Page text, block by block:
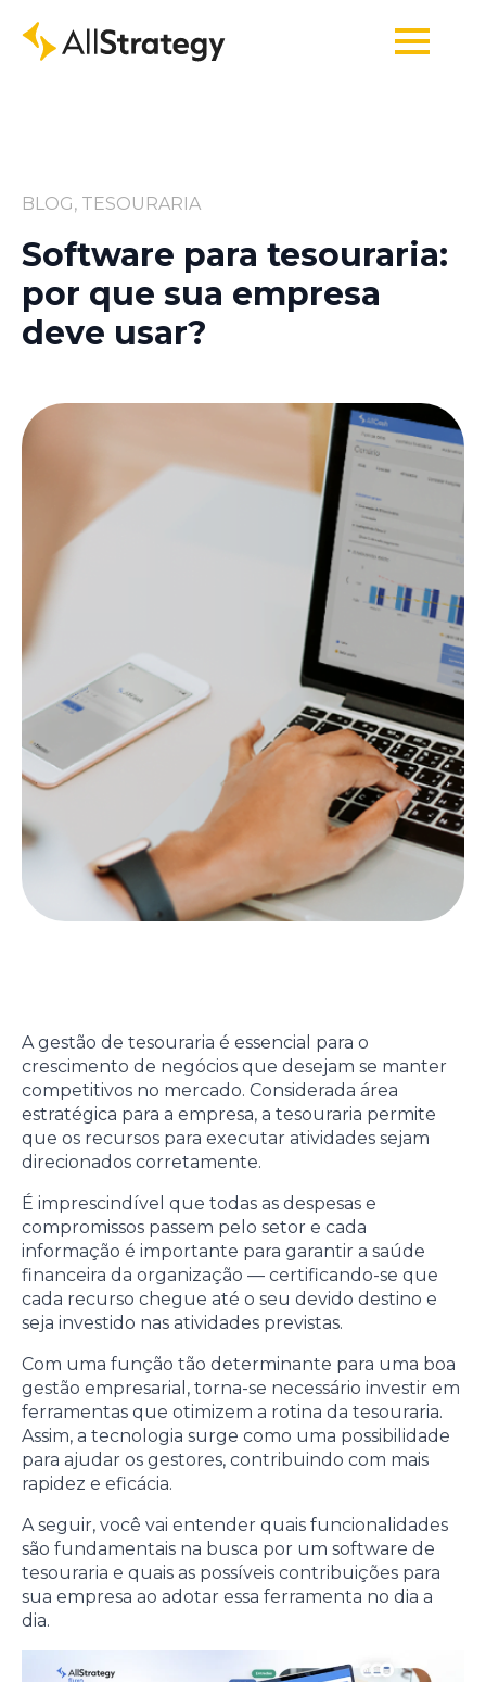
BLOG, TESOURARIA
Software para tesouraria:
por que sua empresa
deve usar?
A gestão de tesouraria é essencial para o
crescimento de negócios que desejam se manter
competitivos no mercado. Considerada área
estratégica para a empresa, a tesouraria permite
que os recursos para executar atividades sejam
direcionados corretamente.
É imprescindível que todas as despesas e
compromissos passem pelo setor e cada
informação é importante para garantir a saúde
financeira da organização — certificando-se que
cada recurso chegue até o seu devido destino e
seja investido nas atividades previstas.
Com uma função tão determinante para uma boa
gestão empresarial, torna-se necessário investir em
ferramentas que otimizem a rotina da tesouraria.
Assim, a tecnologia surge como uma possibilidade
para ajudar os gestores, contribuindo com mais
rapidez e eficácia.
A seguir, você vai entender quais funcionalidades
são fundamentais na busca por um software de
tesouraria e quais as possíveis contribuições para
sua empresa ao adotar essa ferramenta no dia a
dia.